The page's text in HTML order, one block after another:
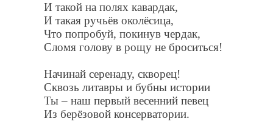
И такой на полях кавардак,
И такая ручьёв околёсица,
Что попробуй, покинув чердак,
Сломя голову в рощу не броситься!
Начинай серенаду, скворец!
Сквозь литавры и бубны истории
Ты – наш первый весенний певец
Из берёзовой консерватории.